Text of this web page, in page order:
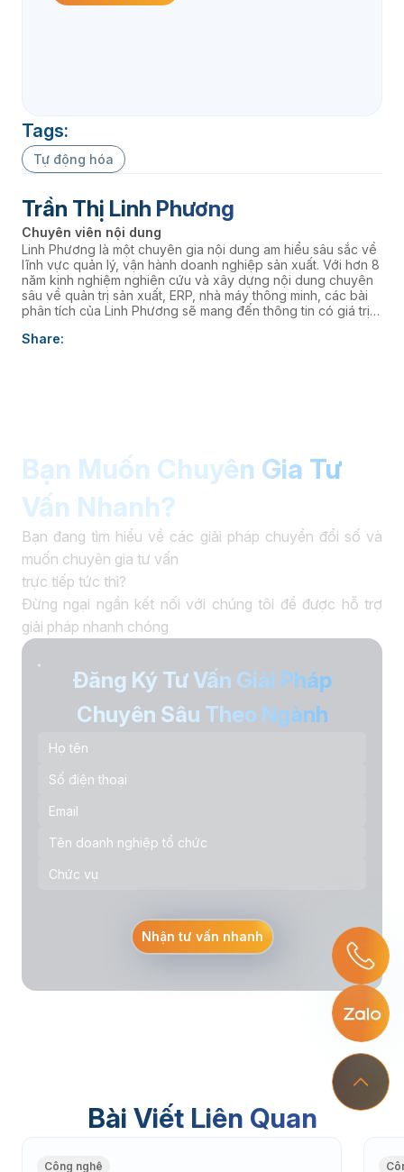
Tags:
Tự động hóa
Trần Thị Linh Phương
Chuyên viên nội dung
Linh Phương là một chuyên gia nội dung am hiểu sâu sắc về
lĩnh vực quản lý, vận hành doanh nghiệp sản xuất. Với hơn 8
năm kinh nghiệm nghiên cứu và xây dựng nội dung chuyên
sâu về quản trị sản xuất, ERP, nhà máy thông minh, các bài
phân tích của Linh Phương sẽ mang đến thông tin có giá trị
thúc đẩy chuyển đổi số. âaaa
Share:
Bạn Muốn Chuyên Gia Tư
Vấn Nhanh?
Bạn đang tìm hiểu về các giải pháp chuyển đổi số và
muốn chuyên gia tư vấn
trực tiếp tức thì?
Đừng ngại ngần kết nối với chúng tôi để được hỗ trợ
giải pháp nhanh chóng
Đăng Ký Tư Vấn Giải Pháp
Chuyên Sâu Theo Ngành
Nhận tư vấn nhanh
Bài Viết Liên Quan
Công nghệ